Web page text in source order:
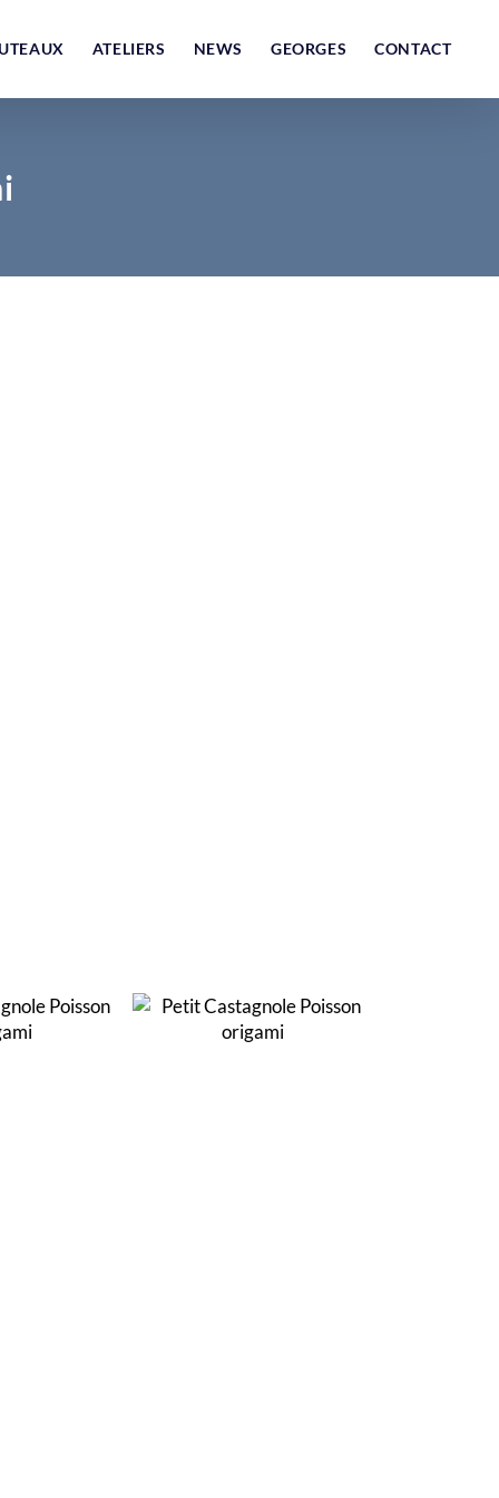
ATELIERS NEWS GEORGES CONTACT